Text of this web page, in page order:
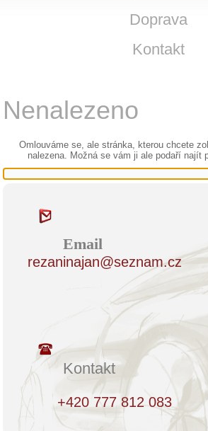
Doprava
Kontakt
Nenalezeno
Omlouváme se, ale stránka, kterou chcete
nalezena. Možná se vám ji ale podaří najít
Email
rezaninajan@seznam.cz
Kontakt
+420 777 812 083